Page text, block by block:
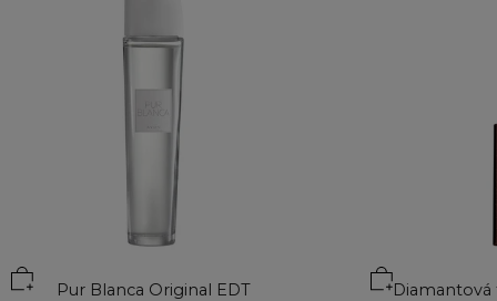
Pur Blanca Original EDT
Přidat do košíku
Diamantová